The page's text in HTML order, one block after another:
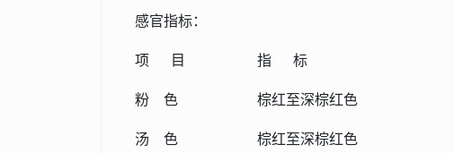
感官指标：
项 目 指 标
粉 色 棕红至深棕红色
汤 色 棕红至深棕红色